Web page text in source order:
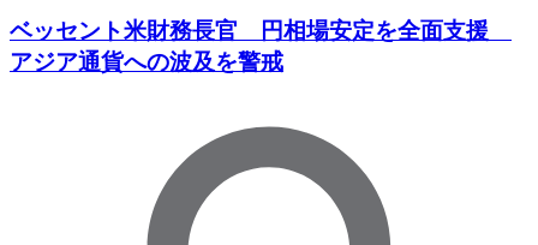
ベッセント米財務長官 円相場安定を全面支援
アジア通貨への波及を警戒